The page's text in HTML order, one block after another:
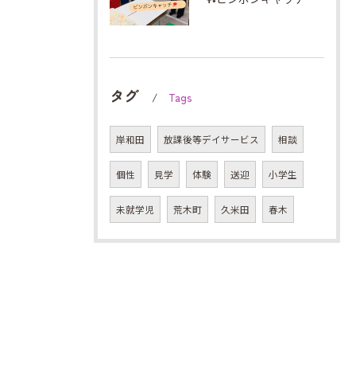
タグ Tags
岸和田 放課後等デイサービス 相談
個性 見学 体験 送迎 小学生
未就学児 荒木町 久米田 春木